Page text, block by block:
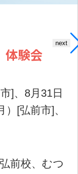
体験会
]、8月31日
）[弘前市]、
前校、むつ
next